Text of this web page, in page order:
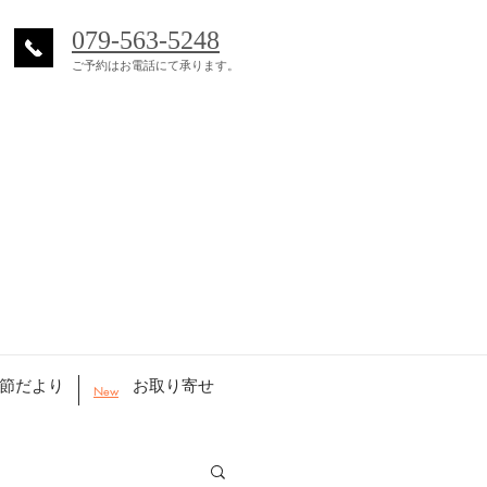
079-563-5248
ご予約はお電話にて承ります。
だより New お取り寄せ